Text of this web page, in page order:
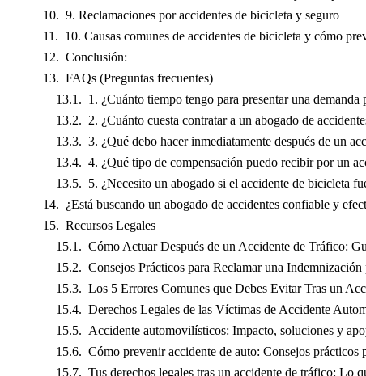
9. Reclamaciones por accidentes de bicicleta y seguro
10. Causas comunes de accidentes de bicicleta y cómo
Conclusión:
FAQs (Preguntas frecuentes)
1. ¿Cuánto tiempo tengo para presentar una
2. ¿Cuánto cuesta contratar a un abogado de
3. ¿Qué debo hacer inmediatamente después de un
4. ¿Qué tipo de compensación puedo recibir por un
5. ¿Necesito un abogado si el accidente de bicicleta
¿Está buscando un abogado de accidentes confiable y
Recursos Legales
Cómo Actuar Después de un Accidente de Tráfico:
Consejos Prácticos para Reclamar una
Los 5 Errores Comunes que Debes Evitar Tras un
Derechos Legales de las Víctimas de Accidente
Accidente automovilísticos: Impacto, soluciones y
Cómo prevenir accidente de auto: Consejos prácticos
Tus derechos legales tras un accidente de tráfico: Lo